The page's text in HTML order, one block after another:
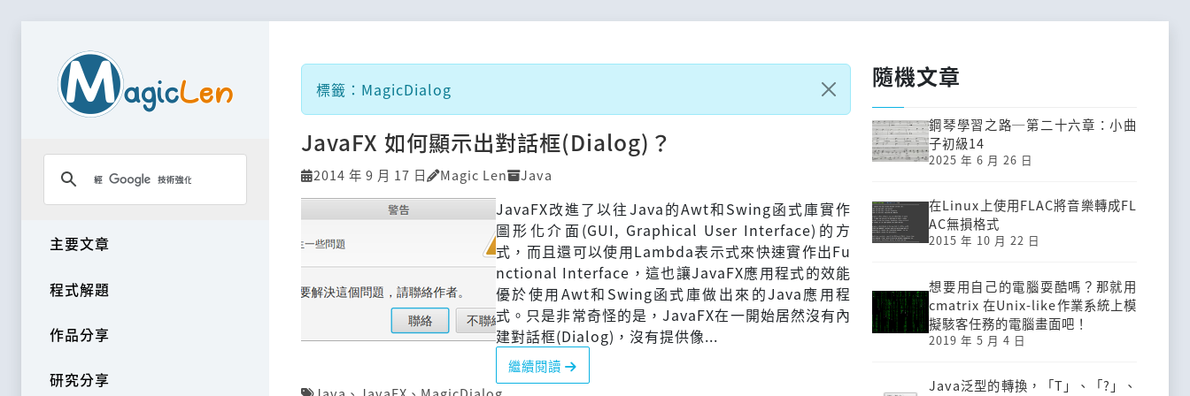
主要文章
程式解題
作品分享
研究分享
標籤：MagicDialog
JavaFX 如何顯示出對話框(Dialog)？
2014 年 9 月 17 日 Magic Len Java
JavaFX改進了以往Java的Awt和Swing函式庫實作
圖形化介面(GUI, Graphical User Interface)的方
式，而且還可以使用Lambda表示式來快速實作出Fu
nctional Interface，這也讓JavaFX應用程式的效能
優於使用Awt和Swing函式庫做出來的Java應用程
式。只是非常奇怪的是，JavaFX在一開始居然沒有內
建對話框(Dialog)，沒有提供像...
繼續閱讀
隨機文章
鋼琴學習之路─第二十六章：小曲
子初級14
2025 年 6 月 26 日
在Linux上使用FLAC將音樂轉成FL
AC無損格式
2015 年 10 月 22 日
想要用自己的電腦耍酷嗎？那就用
cmatrix 在Unix-like作業系統上模
擬駭客任務的電腦畫面吧！
2019 年 5 月 4 日
Java泛型的轉換，「T」、「?」、